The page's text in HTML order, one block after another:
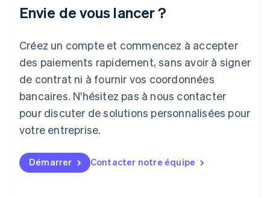
Envie de vous lancer ?
Créez un compte et commencez à accepter
des paiements rapidement, sans avoir à signer
de contrat ni à fournir vos coordonnées
bancaires. N'hésitez pas à nous contacter
pour discuter de solutions personnalisées pour
votre entreprise.
Démarrer Contacter notre équipe
Japon
Lettonie
English
Liechtenstein
DeutschEnglish
Lituanie
Luxembourg
FrançaisDeutschEnglish
English简体中文
Malte